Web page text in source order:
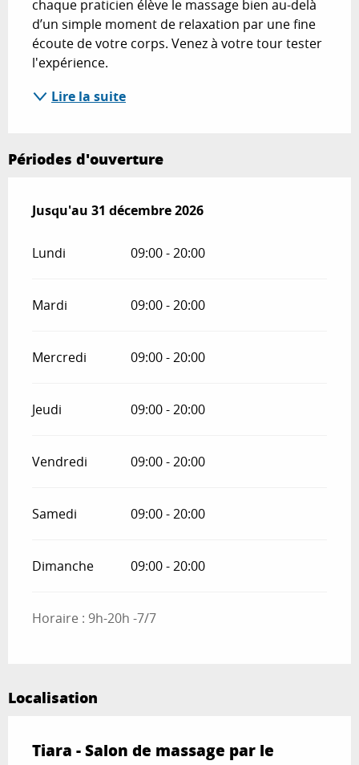
chaque praticien élève le massage bien au-delà
d’un simple moment de relaxation par une fine
écoute de votre corps. Venez à votre tour tester
l'expérience.
Lire la suite
Périodes d'ouverture
Du2 janvier 2026au31 décembre 2026
Jusqu'au 31 décembre 2026
Lundi 09:00 - 20:00
Mardi 09:00 - 20:00
Mercredi 09:00 - 20:00
Jeudi 09:00 - 20:00
Vendredi 09:00 - 20:00
Samedi 09:00 - 20:00
Dimanche 09:00 - 20:00
Horaire : 9h-20h -7/7
Localisation
Tiara - Salon de massage par le